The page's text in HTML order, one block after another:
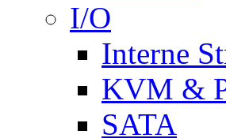
I/O
Interne
KVM &
SATA